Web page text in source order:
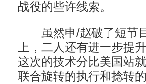
战役的些许线索。
虽然申/赵破了短节目
上，二人还有进一步提
这次的技术分比美国站
联合旋转的执行和捻转